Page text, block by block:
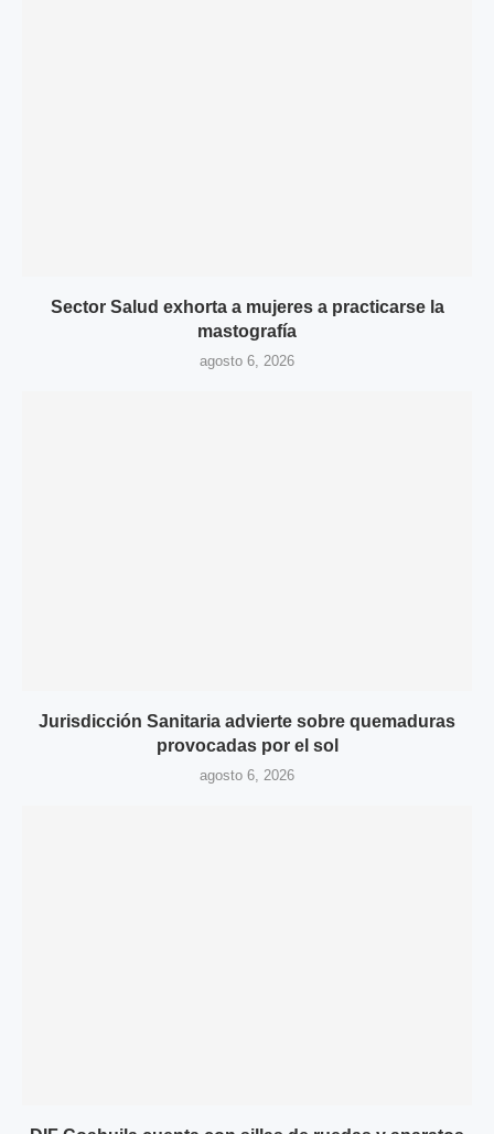
Sector Salud exhorta a mujeres a practicarse la
mastografía
agosto 6, 2026
Jurisdicción Sanitaria advierte sobre quemaduras
provocadas por el sol
agosto 6, 2026